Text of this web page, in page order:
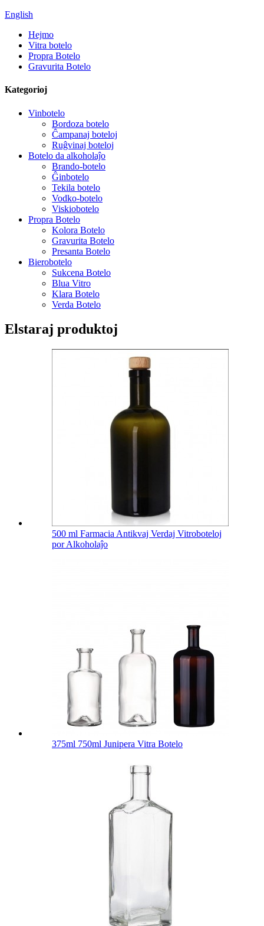
English
Hejmo
Vitra botelo
Propra Botelo
Gravurita Botelo
Kategorioj
Vinbotelo
Bordoza botelo
Ĉampanaj boteloj
Ruĝvinaj boteloj
Botelo da alkoholaĵo
Brando-botelo
Ĝinbotelo
Tekila botelo
Vodko-botelo
Viskiobotelo
Propra Botelo
Kolora Botelo
Gravurita Botelo
Presanta Botelo
Bierobotelo
Sukcena Botelo
Blua Vitro
Klara Botelo
Verda Botelo
Elstaraj produktoj
500 ml Farmacia Antikvaj Verdaj Vitroboteloj
por Alkoholaĵo
375ml 750ml Junipera Vitra Botelo